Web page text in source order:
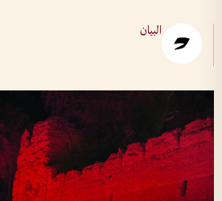
البيان